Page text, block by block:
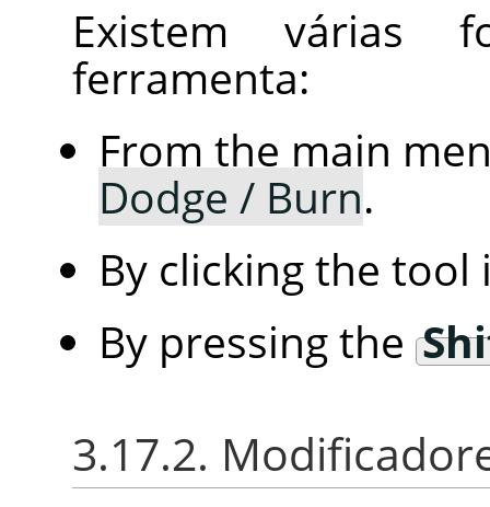
Existem várias
ferramenta:
From the main
Dodge / Burn.
By clicking the
By pressing the
3.17.2.